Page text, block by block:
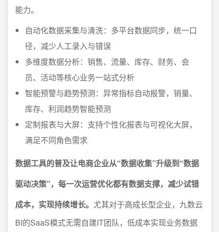
能力。
自动化数据采集与清洗：多平台数据同步，统一口
径，减少人工录入与错误
多维度数据分析：销售、流量、库存、财务、会
员、活动等核心业务一站式分析
智能预警与趋势预测：异常指标自动报警，销量、
库存、利润趋势智能预测
定制报表与大屏：支持个性化报表与可视化大屏，
满足不同角色需求
数据工具的普及让电商企业从“数据收集”升级到“数据
驱动决策”，每一次运营优化都有数据支撑，减少试错
成本，实现持续增长。 尤其对于高成长型企业，九数云
BI的SaaS模式无需自建IT团队，低成本实现业务数据